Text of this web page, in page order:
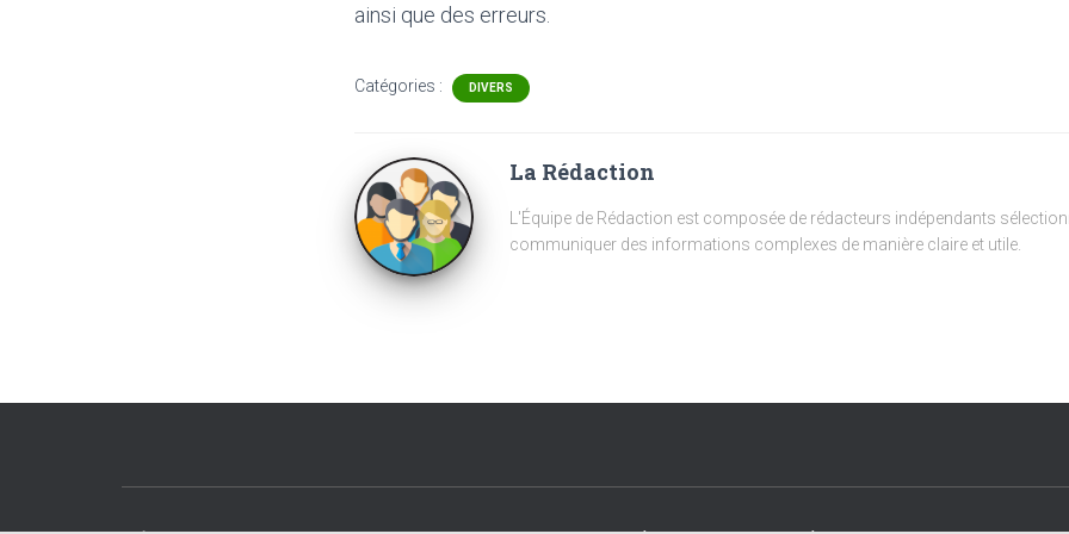
ainsi que des erreurs.
Catégories : DIVERS
La Rédaction
L'Équipe de Rédaction est composée de rédacteurs indépendants
communiquer des informations complexes de manière claire et utile.